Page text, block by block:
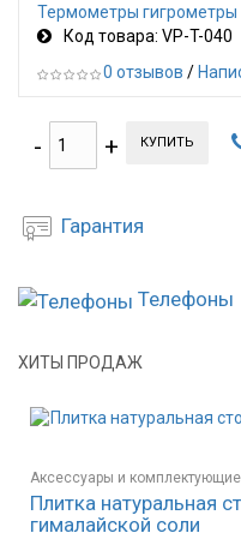
Термометры гигрометры
Код товара: VP-T-040
0 отзывов /
КУПИТЬ
Гарантия
Телефоны
ХИТЫ ПРОДАЖ
Аксессуары и
Гималайская соль и изделия
Плитка натуральная
гималайской соли